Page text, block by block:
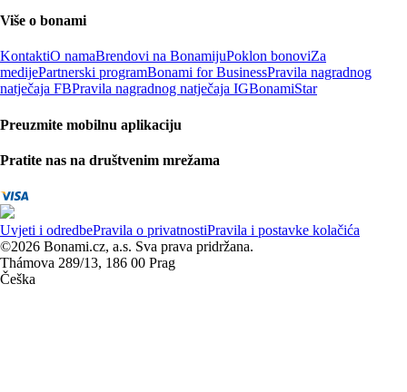
Više o bonami
KontaktiO namaBrendovi na BonamijuPoklon bonoviZa
medijePartnerski programBonami for BusinessPravila nagradnog
natječaja FBPravila nagradnog natječaja IGBonamiStar
Preuzmite mobilnu aplikaciju
Pratite nas na društvenim mrežama
Uvjeti i odredbePravila o privatnostiPravila i postavke kolačića
©2026 Bonami.cz, a.s. Sva prava pridržana.
Thámova 289/13, 186 00 Prag
Češka